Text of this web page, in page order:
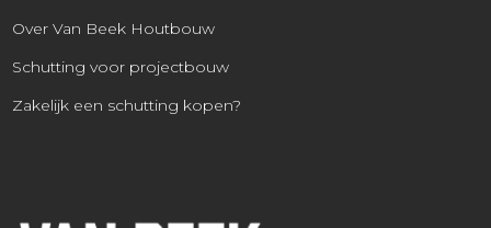
Over Van Beek Houtbouw
Schutting voor projectbouw
Zakelijk een schutting kopen?